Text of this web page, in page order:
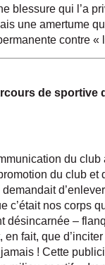
blessure qui l’a
une amertume
contre
de
du
du club et
c’était nos corps
désincarnée –
fait, que
! Cette